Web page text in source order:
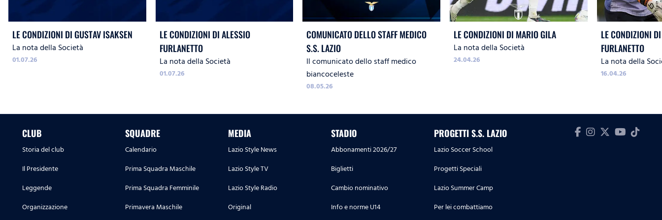
LE CONDIZIONI DI GUSTAV ISAKSEN
La nota della Società
01.07.26
LE CONDIZIONI DI ALESSIO
FURLANETTO
La nota della Società
01.07.26
COMUNICATO DELLO STAFF MEDICO
S.S. LAZIO
Il comunicato dello staff medico
biancoceleste
08.05.26
LE CONDIZIONI DI MARIO GILA
La nota della Società
24.04.26
LE CONDIZIONI
FURLANETTO
La nota della
16.04.26
CLUB
Storia del club
Il Presidente
Leggende
Organizzazione
SQUADRE
Calendario
Prima Squadra Maschile
Prima Squadra Femminile
Primavera Maschile
MEDIA
Lazio Style News
Lazio Style TV
Lazio Style Radio
Original
STADIO
Abbonamenti 2026/27
Biglietti
Cambio nominativo
Info e norme U14
PROGETTI S.S. LAZIO
Lazio Soccer School
Progetti Speciali
Lazio Summer Camp
Per lei combattiamo